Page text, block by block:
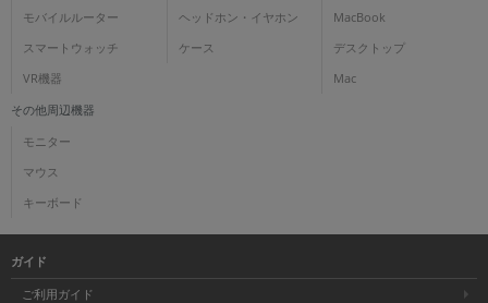
モバイルルーター
スマートウォッチ
VR機器
ヘッドホン・イヤホン
ケース
MacBook
デスクトップ
Mac
その他周辺機器
モニター
マウス
キーボード
ガイド
ご利用ガイド